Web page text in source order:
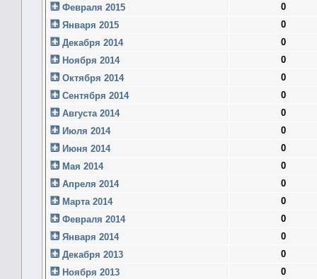
Февраля 2015
0
Января 2015
0
Декабря 2014
0
Ноября 2014
0
Октября 2014
0
Сентября 2014
0
Августа 2014
0
Июля 2014
0
Июня 2014
0
Мая 2014
0
Апреля 2014
0
Марта 2014
0
Февраля 2014
0
Января 2014
0
Декабря 2013
0
Ноября 2013
0